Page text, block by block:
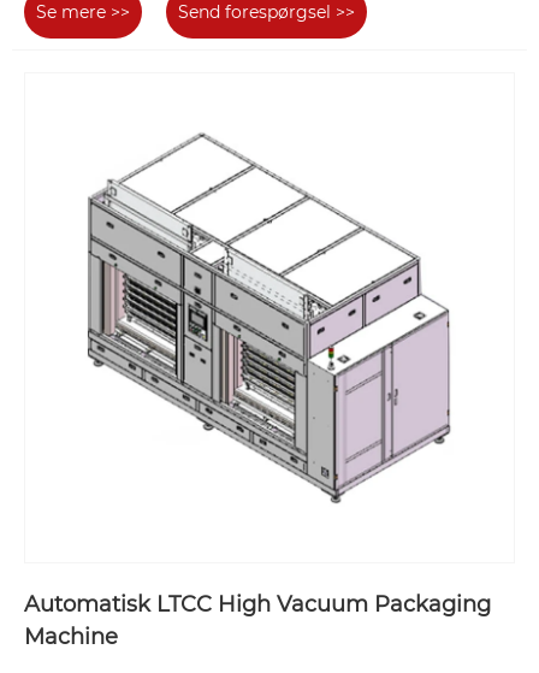
Se mere >> Send forespørgsel >>
Automatisk LTCC High Vacuum Packaging
Machine